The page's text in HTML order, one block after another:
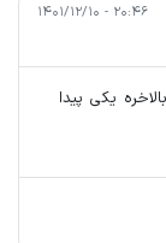
۲۰:۴۶ - ۱۴۰۱/۱۲/۱۰
یکی پیدا